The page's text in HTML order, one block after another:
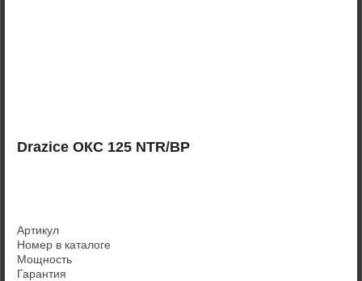
Drazice ОКС 125 NTR/BP
Артикул
Номер в каталоге
Мощность
Гарантия